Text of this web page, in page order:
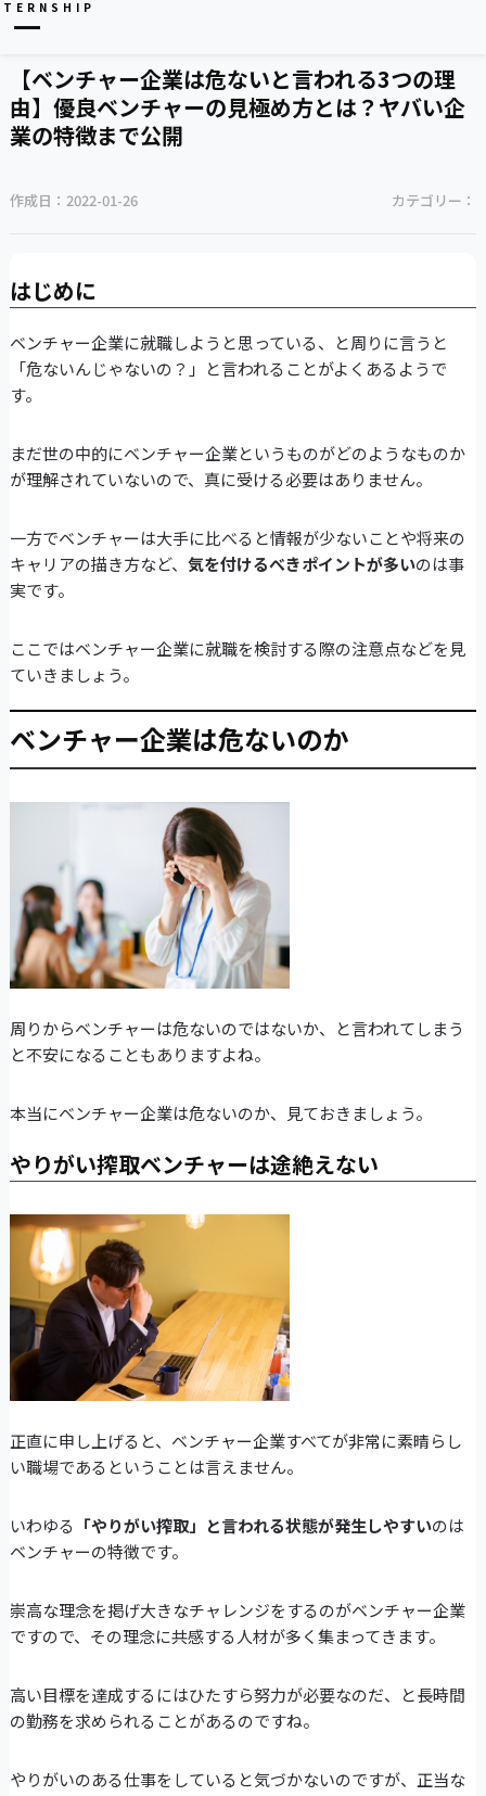
【ベンチャー企業は危ないと言われる3つの理
由】優良ベンチャーの見極め方とは？ヤバい企
業の特徴まで公開
作成日： 2022-01-26 カテゴリー：
はじめに
ベンチャー企業に就職しようと思っている、と周りに言うと
「危ないんじゃないの？」と言われることがよくあるようで
す。
まだ世の中的にベンチャー企業というものがどのようなものか
が理解されていないので、真に受ける必要はありません。
一方でベンチャーは大手に比べると情報が少ないことや将来の
キャリアの描き方など、 気を付けるべきポイントが多いのは事
実です。
ここではベンチャー企業に就職を検討する際の注意点などを見
ていきましょう。
ベンチャー企業は危ないのか
周りからベンチャーは危ないのではないか、と言われてしまう
と不安になることもありますよね。
本当にベンチャー企業は危ないのか、見ておきましょう。
やりがい搾取ベンチャーは途絶えない
正直に申し上げると、ベンチャー企業すべてが非常に素晴らし
い職場であるということは言えません。
いわゆる 「やりがい搾取」と言われる状態が発生しやすいのは
ベンチャーの特徴です。
崇高な理念を掲げ大きなチャレンジをするのがベンチャー企業
ですので、その理念に共感する人材が多く集まってきます。
高い目標を達成するにはひたすら努力が必要なのだ、と長時間
の勤務を求められることがあるのですね。
やりがいのある仕事をしていると気づかないのですが、正当な